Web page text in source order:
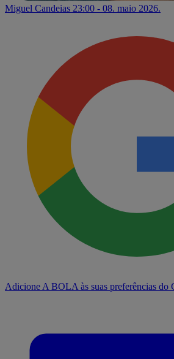
Miguel Candeias 23:00 - 08. maio 2026.
Adicione A BOLA às suas preferências do